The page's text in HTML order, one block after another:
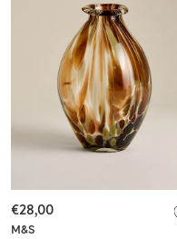
M&S
€28,00